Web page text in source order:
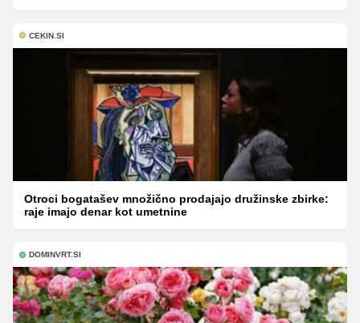
CEKIN.SI
Otroci bogatašev množično prodajajo družinske zbirke:
raje imajo denar kot umetnine
DOMINVRT.SI